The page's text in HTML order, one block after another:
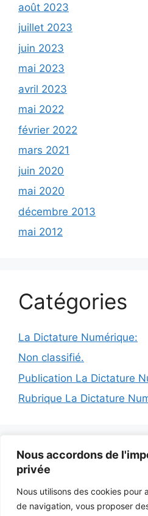
Nous accordons de
privée
Nous utilisons des cookies pour
de navigation, vous proposer
août 2023
juillet 2023
juin 2023
mai 2023
avril 2023
mai 2022
février 2022
mars 2021
juin 2020
mai 2020
décembre 2013
mai 2012
Catégories
La Dictature Numérique:
Non classifié.
Publication La Dictature
Rubrique La Dictature
© 2026 INFODICTAT•